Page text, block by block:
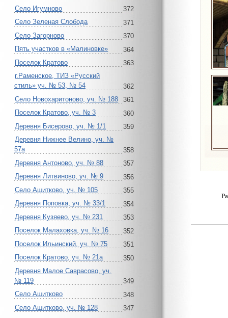
Село Игумново
372
Село Зеленая Слобода
371
Село Загорново
370
Пять участков в «Малиновке»
364
Поселок Кратово
363
г.Раменское, ТИЗ «Русский
стиль» уч. № 53, № 54
362
Село Новохаритоново, уч. № 188
361
Поселок Кратово, уч. № 3
360
Деревня Бисерово, уч. № 1/1
359
Деревня Нижнее Велино, уч. №
57а
358
Деревня Антоново, уч. № 88
357
Деревня Литвиново, уч. № 9
356
Село Ашитково, уч. № 105
355
Деревня Поповка, уч. № 33/1
354
Деревня Кузяево, уч. № 231
353
Поселок Малаховка, уч. № 16
352
Поселок Ильинский, уч. № 75
351
Поселок Кратово, уч. № 21а
350
Деревня Малое Саврасово, уч.
№ 119
349
Село Ашитково
348
Село Ашитково, уч. № 128
347